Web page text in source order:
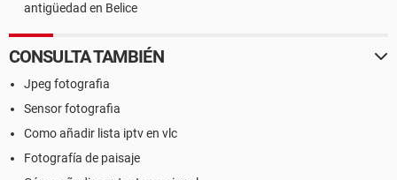
antigüedad en Belice
CONSULTA TAMBIÉN
Jpeg fotografia
Sensor fotografia
Como añadir lista iptv en vlc
Fotografía de paisaje